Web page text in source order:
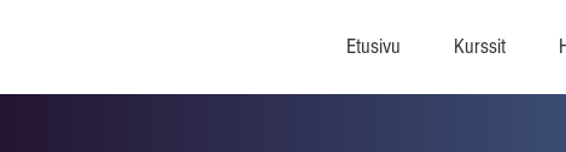
Etusivu Kurssit